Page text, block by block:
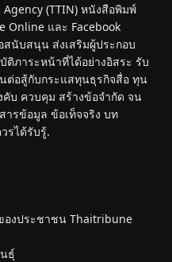
(TTIN) หนังสือพิมพ์
Online และ Facebook
นับสนุน ส่งเสริมผู้ประกอบ
ภาระหน้าที่ได้อย่างอิสระ รับ
ต่อสู้กับกระแสทุนธุรกิจสื่อ ทุน
บ ควบคุม สร้างข้อจำกัด จน
ารข้อมูล ข้อเท็จจริง บท
รได้รับรู้.
งประชาชน Thaitribune
ธุ์